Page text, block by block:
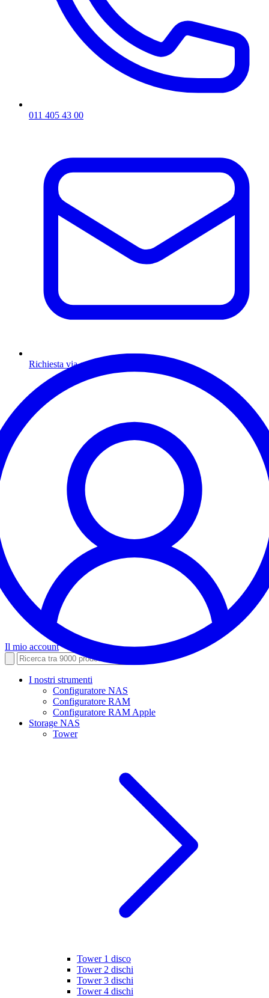
011 405 43 00
Richiesta via email
Il mio account
I nostri strumenti
Configuratore NAS
Configuratore RAM
Configuratore RAM Apple
Storage NAS
Tower
Tower 1 disco
Tower 2 dischi
Tower 3 dischi
Tower 4 dischi